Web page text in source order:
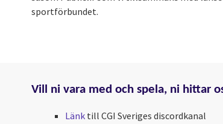
sportförbundet.
Vill ni vara med och spela, ni hittar
Länk till CGI Sveriges discordkanal